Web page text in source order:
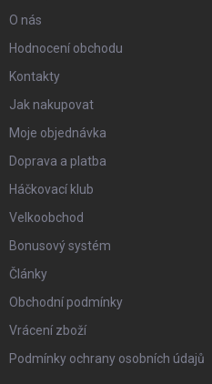
O nás
Hodnocení obchodu
Kontakty
Jak nakupovat
Moje objednávka
Doprava a platba
Háčkovací klub
Velkoobchod
Bonusový systém
Články
Obchodní podmínky
Vrácení zboží
Podmínky ochrany osobních údajů